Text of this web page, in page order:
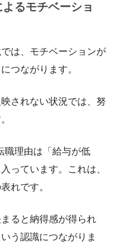
るモチベーショ
は、モチベーションが
つながります。
されない状況では、努
職理由は「給与が低
っています。これは、
れです。
ると納得感が得られ
う認識につながりま